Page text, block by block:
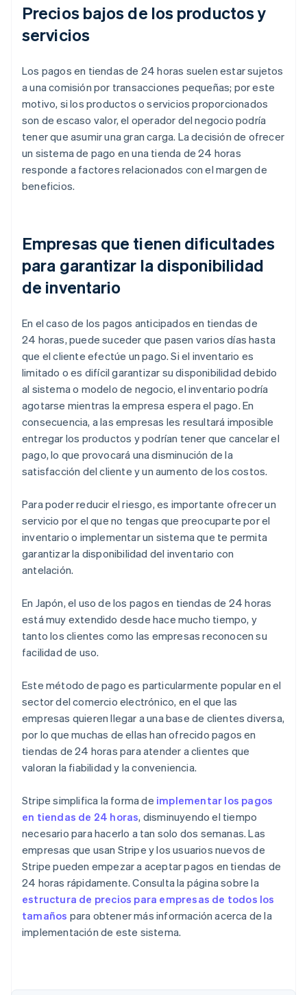
Precios bajos de los productos y
servicios
Los pagos en tiendas de 24 horas suelen estar sujetos
a una comisión por transacciones pequeñas; por este
motivo, si los productos o servicios proporcionados
son de escaso valor, el operador del negocio podría
tener que asumir una gran carga. La decisión de ofrecer
un sistema de pago en una tienda de 24 horas
responde a factores relacionados con el margen de
beneficios.
Empresas que tienen dificultades
para garantizar la disponibilidad
de inventario
En el caso de los pagos anticipados en tiendas de
24 horas, puede suceder que pasen varios días hasta
que el cliente efectúe un pago. Si el inventario es
limitado o es difícil garantizar su disponibilidad debido
al sistema o modelo de negocio, el inventario podría
agotarse mientras la empresa espera el pago. En
consecuencia, a las empresas les resultará imposible
entregar los productos y podrían tener que cancelar el
pago, lo que provocará una disminución de la
satisfacción del cliente y un aumento de los costos.
Para poder reducir el riesgo, es importante ofrecer un
servicio por el que no tengas que preocuparte por el
inventario o implementar un sistema que te permita
garantizar la disponibilidad del inventario con
antelación.
En Japón, el uso de los pagos en tiendas de 24 horas
está muy extendido desde hace mucho tiempo, y
tanto los clientes como las empresas reconocen su
facilidad de uso.
Este método de pago es particularmente popular en el
sector del comercio electrónico, en el que las
empresas quieren llegar a una base de clientes diversa,
por lo que muchas de ellas han ofrecido pagos en
tiendas de 24 horas para atender a clientes que
valoran la fiabilidad y la conveniencia.
Stripe simplifica la forma de implementar los pagos
en tiendas de 24 horas, disminuyendo el tiempo
necesario para hacerlo a tan solo dos semanas. Las
empresas que usan Stripe y los usuarios nuevos de
Stripe pueden empezar a aceptar pagos en tiendas de
24 horas rápidamente. Consulta la página sobre la
estructura de precios para empresas de todos los
tamaños para obtener más información acerca de la
implementación de este sistema.
Australia